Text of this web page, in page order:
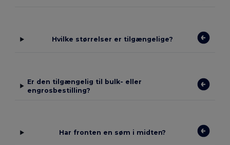
Hvilke størrelser er tilgængelige?
Er den tilgængelig til bulk- eller
engrosbestilling?
Har fronten en søm i midten?